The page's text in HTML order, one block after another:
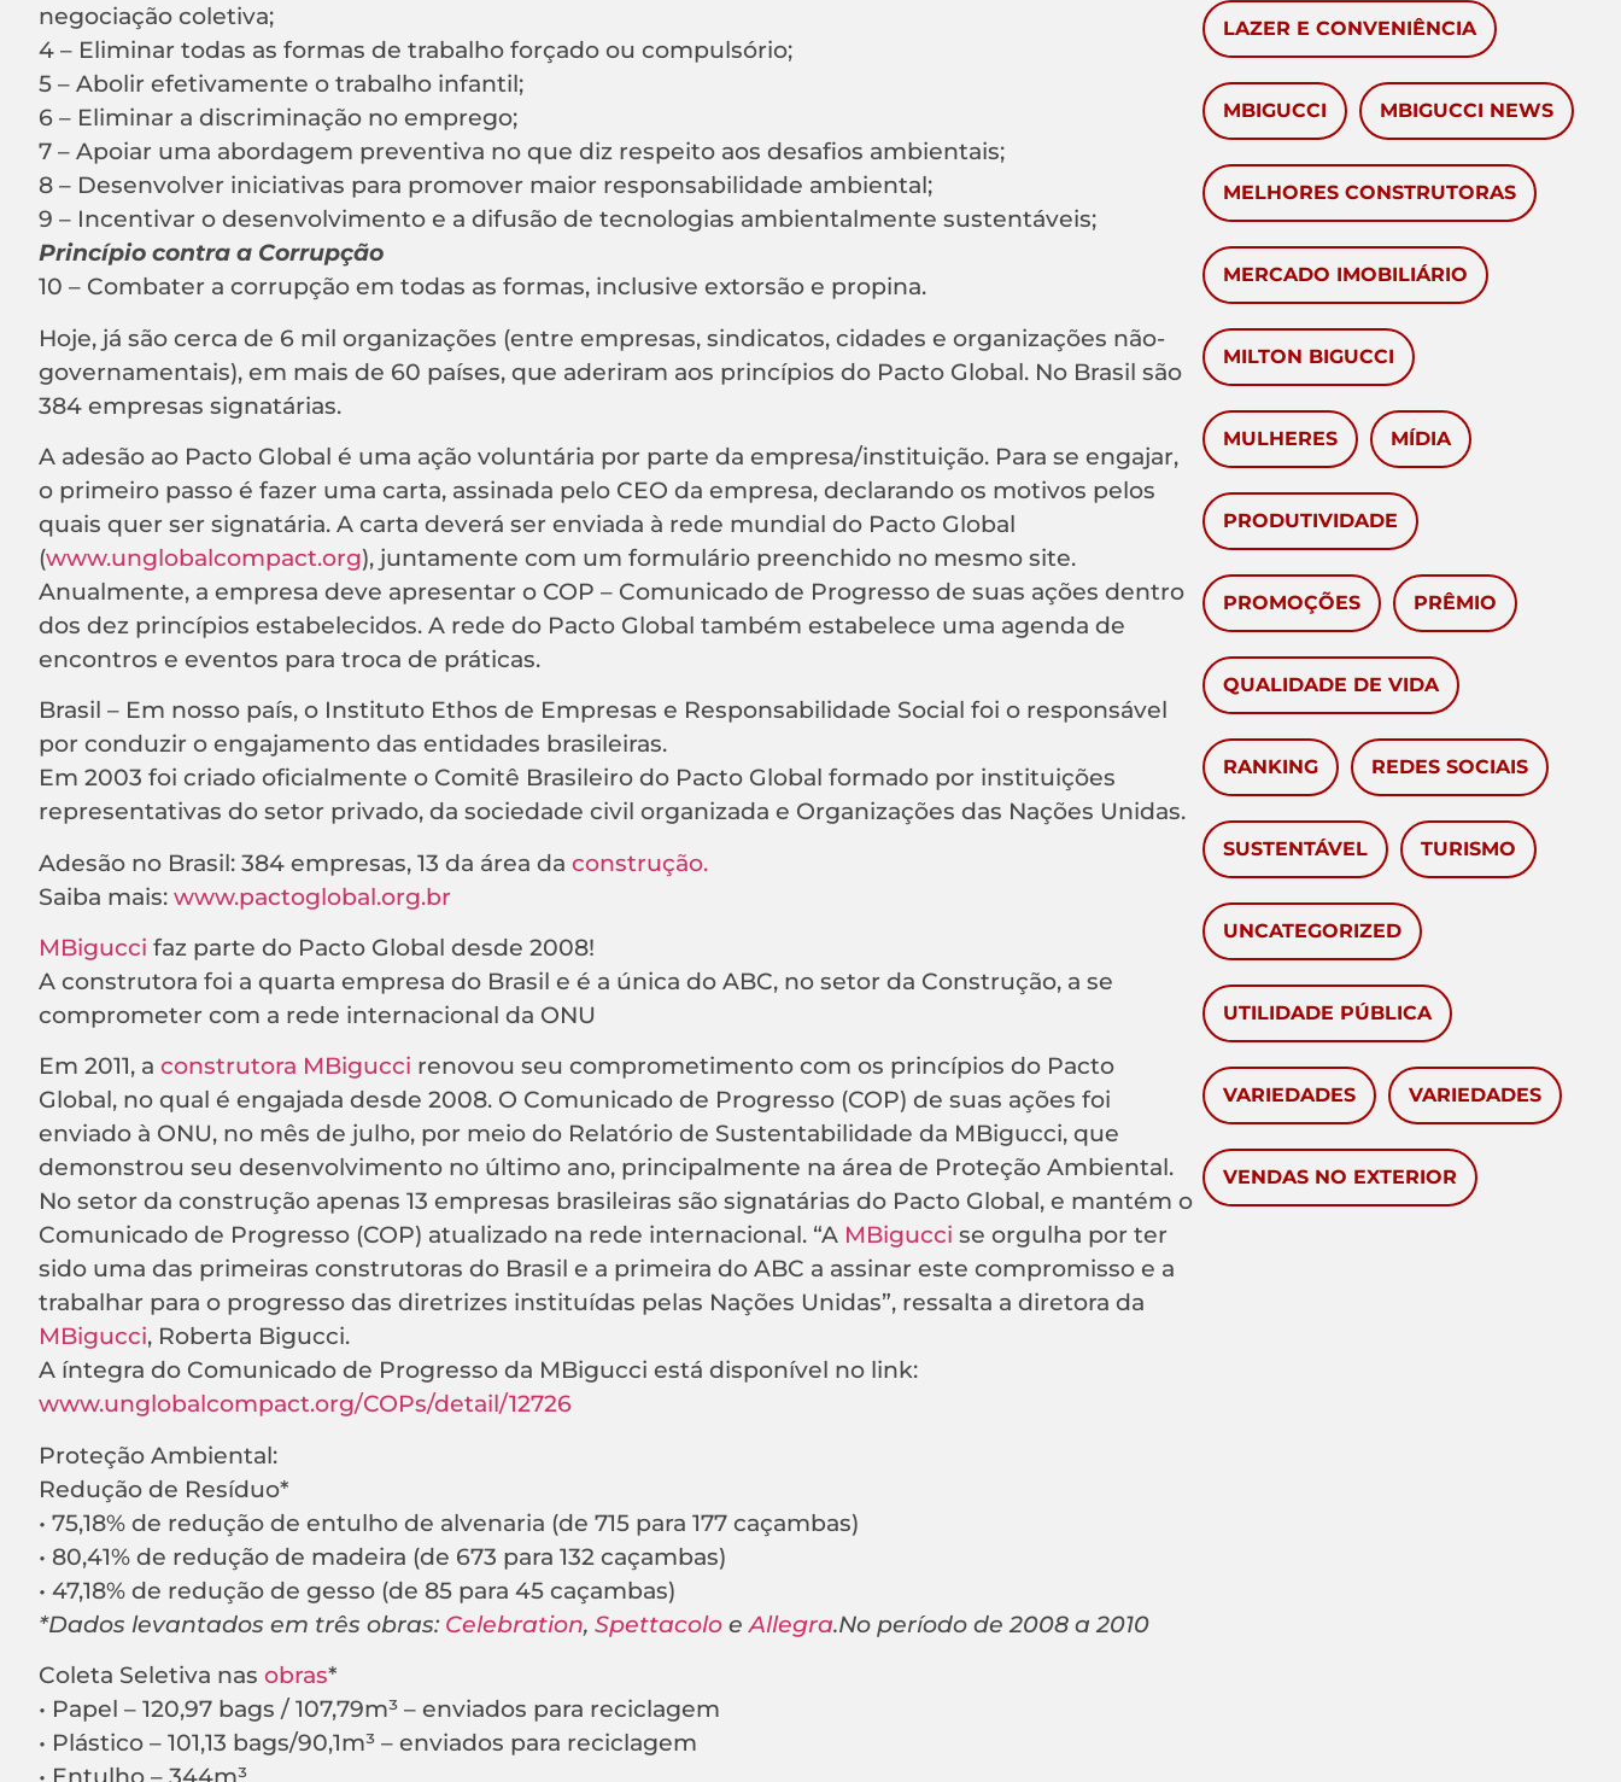
negociação coletiva;
4 – Eliminar todas as formas de trabalho forçado ou compulsório;
5 – Abolir efetivamente o trabalho infantil;
6 – Eliminar a discriminação no emprego;
7 – Apoiar uma abordagem preventiva no que diz respeito aos desafios ambientais;
8 – Desenvolver iniciativas para promover maior responsabilidade ambiental;
9 – Incentivar o desenvolvimento e a difusão de tecnologias ambientalmente sustentáveis;
Princípio contra a Corrupção
10 – Combater a corrupção em todas as formas, inclusive extorsão e propina.
Hoje, já são cerca de 6 mil organizações (entre empresas, sindicatos, cidades e organizações não-
governamentais), em mais de 60 países, que aderiram aos princípios do Pacto Global. No Brasil são
384 empresas signatárias.
A adesão ao Pacto Global é uma ação voluntária por parte da empresa/instituição. Para se engajar,
o primeiro passo é fazer uma carta, assinada pelo CEO da empresa, declarando os motivos pelos
quais quer ser signatária. A carta deverá ser enviada à rede mundial do Pacto Global
(www.unglobalcompact.org), juntamente com um formulário preenchido no mesmo site.
Anualmente, a empresa deve apresentar o COP – Comunicado de Progresso de suas ações dentro
dos dez princípios estabelecidos. A rede do Pacto Global também estabelece uma agenda de
encontros e eventos para troca de práticas.
Brasil – Em nosso país, o Instituto Ethos de Empresas e Responsabilidade Social foi o responsável
por conduzir o engajamento das entidades brasileiras.
Em 2003 foi criado oficialmente o Comitê Brasileiro do Pacto Global formado por instituições
representativas do setor privado, da sociedade civil organizada e Organizações das Nações Unidas.
Adesão no Brasil: 384 empresas, 13 da área da construção.
Saiba mais: www.pactoglobal.org.br
MBigucci faz parte do Pacto Global desde 2008!
A construtora foi a quarta empresa do Brasil e é a única do ABC, no setor da Construção, a se
comprometer com a rede internacional da ONU
Em 2011, a construtora MBigucci renovou seu comprometimento com os princípios do Pacto
Global, no qual é engajada desde 2008. O Comunicado de Progresso (COP) de suas ações foi
enviado à ONU, no mês de julho, por meio do Relatório de Sustentabilidade da MBigucci, que
demonstrou seu desenvolvimento no último ano, principalmente na área de Proteção Ambiental.
No setor da construção apenas 13 empresas brasileiras são signatárias do Pacto Global, e mantém o
Comunicado de Progresso (COP) atualizado na rede internacional. “A MBigucci se orgulha por ter
sido uma das primeiras construtoras do Brasil e a primeira do ABC a assinar este compromisso e a
trabalhar para o progresso das diretrizes instituídas pelas Nações Unidas”, ressalta a diretora da
MBigucci, Roberta Bigucci.
A íntegra do Comunicado de Progresso da MBigucci está disponível no link:
www.unglobalcompact.org/COPs/detail/12726
Proteção Ambiental:
Redução de Resíduo*
• 75,18% de redução de entulho de alvenaria (de 715 para 177 caçambas)
• 80,41% de redução de madeira (de 673 para 132 caçambas)
• 47,18% de redução de gesso (de 85 para 45 caçambas)
*Dados levantados em três obras: Celebration, Spettacolo eAllegra.No período de 2008 a 2010
Coleta Seletiva nas obras*
• Papel – 120,97 bags / 107,79m³ – enviados para reciclagem
• Plástico – 101,13 bags/90,1m³ – enviados para reciclagem
LAZER E CONVENIÊNCIA
MBIGUCCI MBIGUCCI NEWS
MELHORES CONSTRUTORAS
MERCADO IMOBILIÁRIO
MILTON BIGUCCI
MULHERES MÍDIA
PRODUTIVIDADE
PROMOÇÕES PRÊMIO
QUALIDADE DE VIDA
RANKING REDES SOCIAIS
SUSTENTÁVEL TURISMO
UNCATEGORIZED
UTILIDADE PÚBLICA
VARIEDADES VARIEDADES
VENDAS NO EXTERIOR